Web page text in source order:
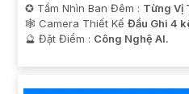
✪ Tầm Nhìn Ban Đêm : Từng Vị
🕸️ Camera Thiết Kế Đầu Ghi 4
️🔮 Đặt Điểm : Công Nghệ AI.